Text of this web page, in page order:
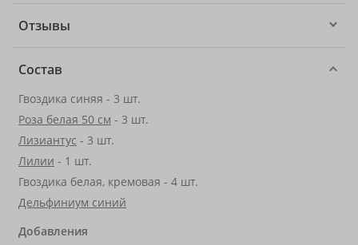
Отзывы
Состав
Гвоздика синяя - 3 шт.
Роза белая 50 см - 3 шт.
Лизиантус - 3 шт.
Лилии - 1 шт.
Гвоздика белая, кремовая - 4 шт.
Дельфиниум синий
Добавления